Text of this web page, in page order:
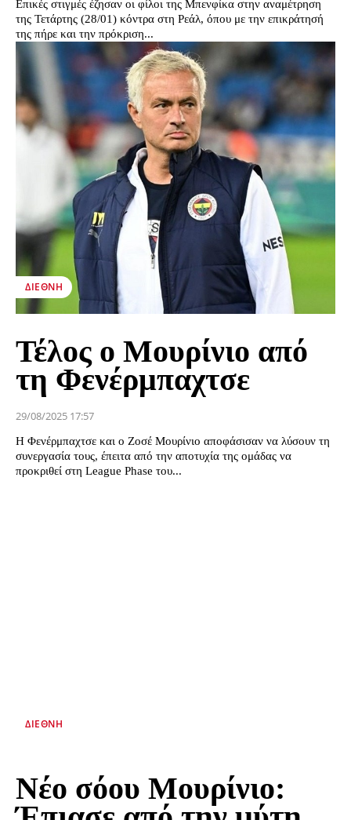
Επικές στιγμές έζησαν οι φίλοι της Μπενφίκα στην αναμέτρηση
της Τετάρτης (28/01) κόντρα στη Ρεάλ, όπου με την επικράτησή
της πήρε και την πρόκριση...
ΔΙΕΘΝΉ
Τέλος ο Μουρίνιο από
τη Φενέρμπαχτσε
29/08/2025 17:57
Η Φενέρμπαχτσε και ο Ζοσέ Μουρίνιο αποφάσισαν να λύσουν τη
συνεργασία τους, έπειτα από την αποτυχία της ομάδας να
προκριθεί στη League Phase του...
ΔΙΕΘΝΉ
Νέο σόου Μουρίνιο: